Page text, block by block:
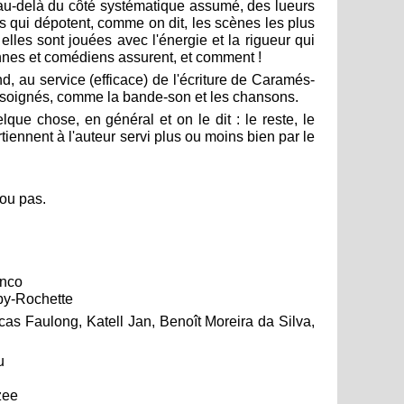
delà du côté systématique assumé, des lueurs
qui dépotent, comme on dit, les scènes les plus
sont jouées avec l'énergie et la rigueur qui
et comédiens assurent, et comment !
au service (efficace) de l'écriture de Caramés-
comme la bande-son et les chansons.
chose, en général et on le dit : le reste, le
à l'auteur servi plus ou moins bien par le
pas.
Rochette
Faulong, Katell Jan, Benoît Moreira da Silva,